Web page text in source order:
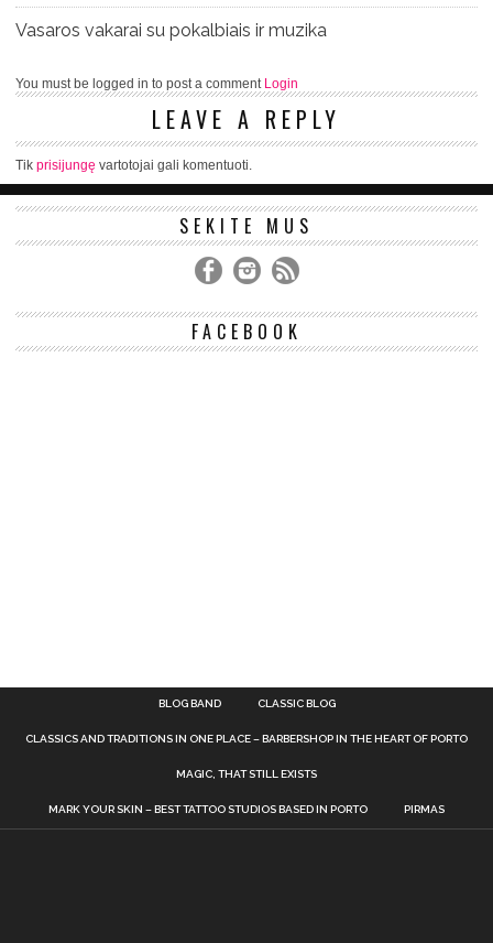
Vasaros vakarai su pokalbiais ir muzika
You must be logged in to post a comment Login
LEAVE A REPLY
Tik prisijungę vartotojai gali komentuoti.
SEKITE MUS
FACEBOOK
BLOG BAND CLASSIC BLOG
CLASSICS AND TRADITIONS IN ONE PLACE – BARBERSHOP IN THE HEART OF PORTO
MAGIC, THAT STILL EXISTS
MARK YOUR SKIN – BEST TATTOO STUDIOS BASED IN PORTO PIRMAS